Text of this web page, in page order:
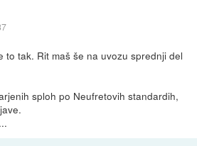
to tak. Rit maš še na uvozu sprednji del
sploh po Neufretovih standardih,